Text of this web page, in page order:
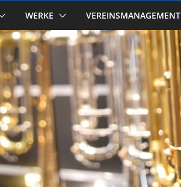
WERKE VEREINSMANAGEMENT